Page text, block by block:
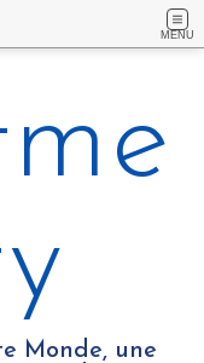
MENU
Monde, une